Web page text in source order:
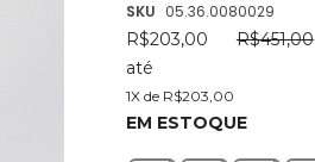
SKU 05.36.0080029
R$203,00
R$451,00
até
1X de R$203,00
EM ESTOQUE